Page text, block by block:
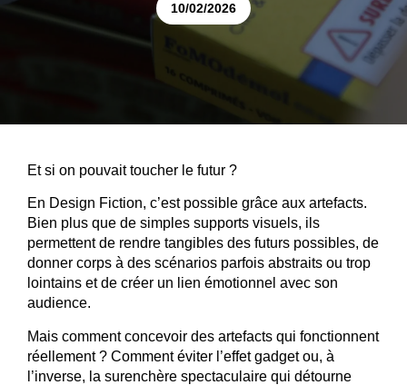
10/02/2026
Et si on pouvait toucher le futur ?
En Design Fiction, c’est possible grâce aux artefacts.
Bien plus que de simples supports visuels, ils
permettent de rendre tangibles des futurs possibles, de
donner corps à des scénarios parfois abstraits ou trop
lointains et de créer un lien émotionnel avec son
audience.
Mais comment concevoir des artefacts qui fonctionnent
réellement ? Comment éviter l’effet gadget ou, à
l’inverse, la surenchère spectaculaire qui détourne